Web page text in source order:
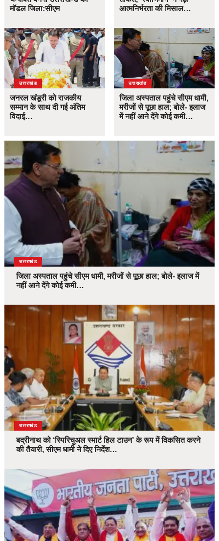
मॉडल जिला:सीएम
उत्तराखंड
जनरल खंडूरी को राजकीय
सम्मान के साथ दी गई अंतिम
विदाई…
आत्मनिर्भरता की मिसाल…
उत्तराखंड
जिला अस्पताल पहुंचे सीएम धामी,
मरीजों से पूछा हाल; बोले- इलाज
में नहीं आने देंगे कोई कमी…
उत्तराखंड
जिला अस्पताल पहुंचे सीएम धामी, मरीजों से पूछा हाल; बोले- इलाज में
नहीं आने देंगे कोई कमी…
उत्तराखंड
बद्रीनाथ को ‘स्पिरिचुअल स्मार्ट हिल टाउन’ के रूप में विकसित करने
की तैयारी, सीएम धामी ने दिए निर्देश…